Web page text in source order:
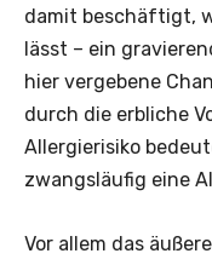
damit beschäftigt,
lässt – ein
hier vergebene
durch die erbliche
Allergierisiko
zwangsläufig eine
Vor allem das